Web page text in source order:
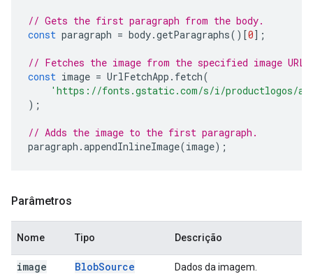
// Gets the first paragraph from the body.
const paragraph = body.getParagraphs()[0];
// Fetches the image from the specified image URL.
const image = UrlFetchApp . fetch(
'https://fonts.gstatic.com/s/i/productlogos/
);
// Adds the image to the first paragraph.
paragraph .appendInlineImage(image);
Parâmetros
Nome Tipo Descrição
image BlobSource Dados da imagem.